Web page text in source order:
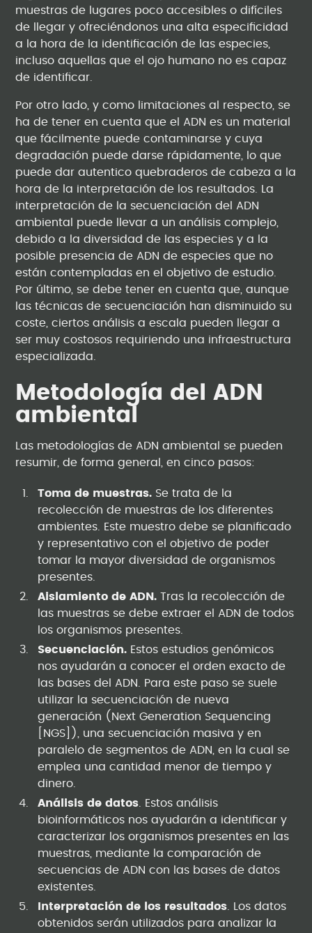
muestras de lugares poco accesibles o difíciles
de llegar y ofreciéndonos una alta especificidad
a la hora de la identificación de las especies,
incluso aquellas que el ojo humano no es capaz
de identificar.
Por otro lado, y como limitaciones al respecto, se
ha de tener en cuenta que el ADN es un material
que fácilmente puede contaminarse y cuya
degradación puede darse rápidamente, lo que
puede dar autentico quebraderos de cabeza a la
hora de la interpretación de los resultados. La
interpretación de la secuenciación del ADN
ambiental puede llevar a un análisis complejo,
debido a la diversidad de las especies y a la
posible presencia de ADN de especies que no
están contempladas en el objetivo de estudio.
Por último, se debe tener en cuenta que, aunque
las técnicas de secuenciación han disminuido su
coste, ciertos análisis a escala pueden llegar a
ser muy costosos requiriendo una infraestructura
especializada.
Metodología del ADN
ambiental
Las metodologías de ADN ambiental se pueden
resumir, de forma general, en cinco pasos:
Toma de muestras. Se trata de la
recolección de muestras de los diferentes
ambientes. Este muestro debe se planificado
y representativo con el objetivo de poder
tomar la mayor diversidad de organismos
presentes.
Aislamiento de ADN. Tras la recolección de
las muestras se debe extraer el ADN de todos
los organismos presentes.
Secuenciación. Estos estudios genómicos
nos ayudarán a conocer el orden exacto de
las bases del ADN. Para este paso se suele
utilizar la secuenciación de nueva
generación (Next Generation Sequencing
[NGS]), una secuenciación masiva y en
paralelo de segmentos de ADN, en la cual se
emplea una cantidad menor de tiempo y
dinero.
Análisis de datos . Estos análisis
bioinformáticos nos ayudarán a identificar y
caracterizar los organismos presentes en las
muestras, mediante la comparación de
secuencias de ADN con las bases de datos
existentes.
Interpretación de los resultados . Los datos
obtenidos serán utilizados para analizar la